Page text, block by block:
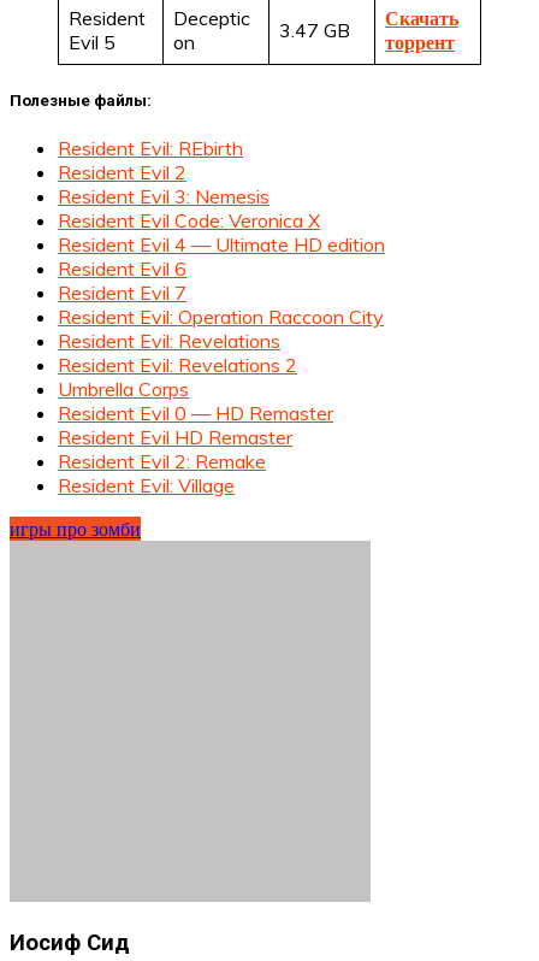
Resident
Evil 5
Deceptic
on
3.47 GB
Скачать
торрент
Полезные файлы:
Resident Evil: REbirth
Resident Evil 2
Resident Evil 3: Nemesis
Resident Evil Code: Veronica X
Resident Evil 4 — Ultimate HD edition
Resident Evil 6
Resident Evil 7
Resident Evil: Operation Raccoon City
Resident Evil: Revelations
Resident Evil: Revelations 2
Umbrella Corps
Resident Evil 0 — HD Remaster
Resident Evil HD Remaster
Resident Evil 2: Remake
Resident Evil: Village
игры про зомби
Иосиф Сид